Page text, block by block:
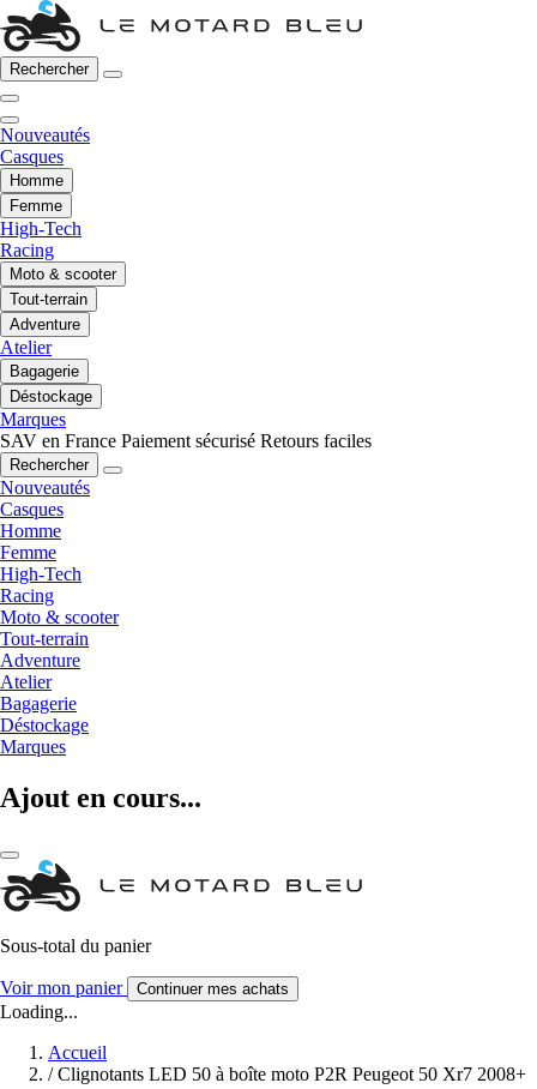
Rechercher
Nouveautés
Casques
Homme
Femme
High-Tech
Racing
Moto & scooter
Tout-terrain
Adventure
Atelier
Bagagerie
Déstockage
Marques
SAV en France Paiement sécurisé Retours faciles
Rechercher
Nouveautés
Casques
Homme
Femme
High-Tech
Racing
Moto & scooter
Tout-terrain
Adventure
Atelier
Bagagerie
Déstockage
Marques
Ajout en cours...
Sous-total du panier
Voir mon panier Continuer mes achats
Loading...
Accueil
/ Clignotants LED 50 à boîte moto P2R Peugeot 50 Xr7 2008+